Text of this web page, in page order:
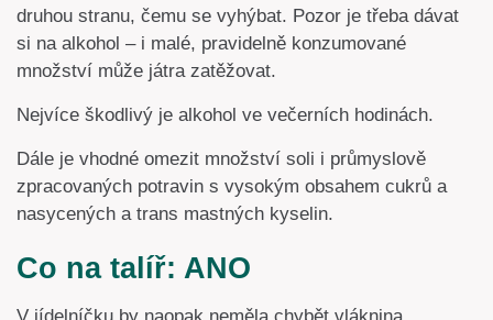
druhou stranu, čemu se vyhýbat. Pozor je třeba dávat
si na alkohol – i malé, pravidelně konzumované
množství může játra zatěžovat.
Nejvíce škodlivý je alkohol ve večerních hodinách.
Dále je vhodné omezit množství soli i průmyslově
zpracovaných potravin s vysokým obsahem cukrů a
nasycených a trans mastných kyselin.
Co na talíř: ANO